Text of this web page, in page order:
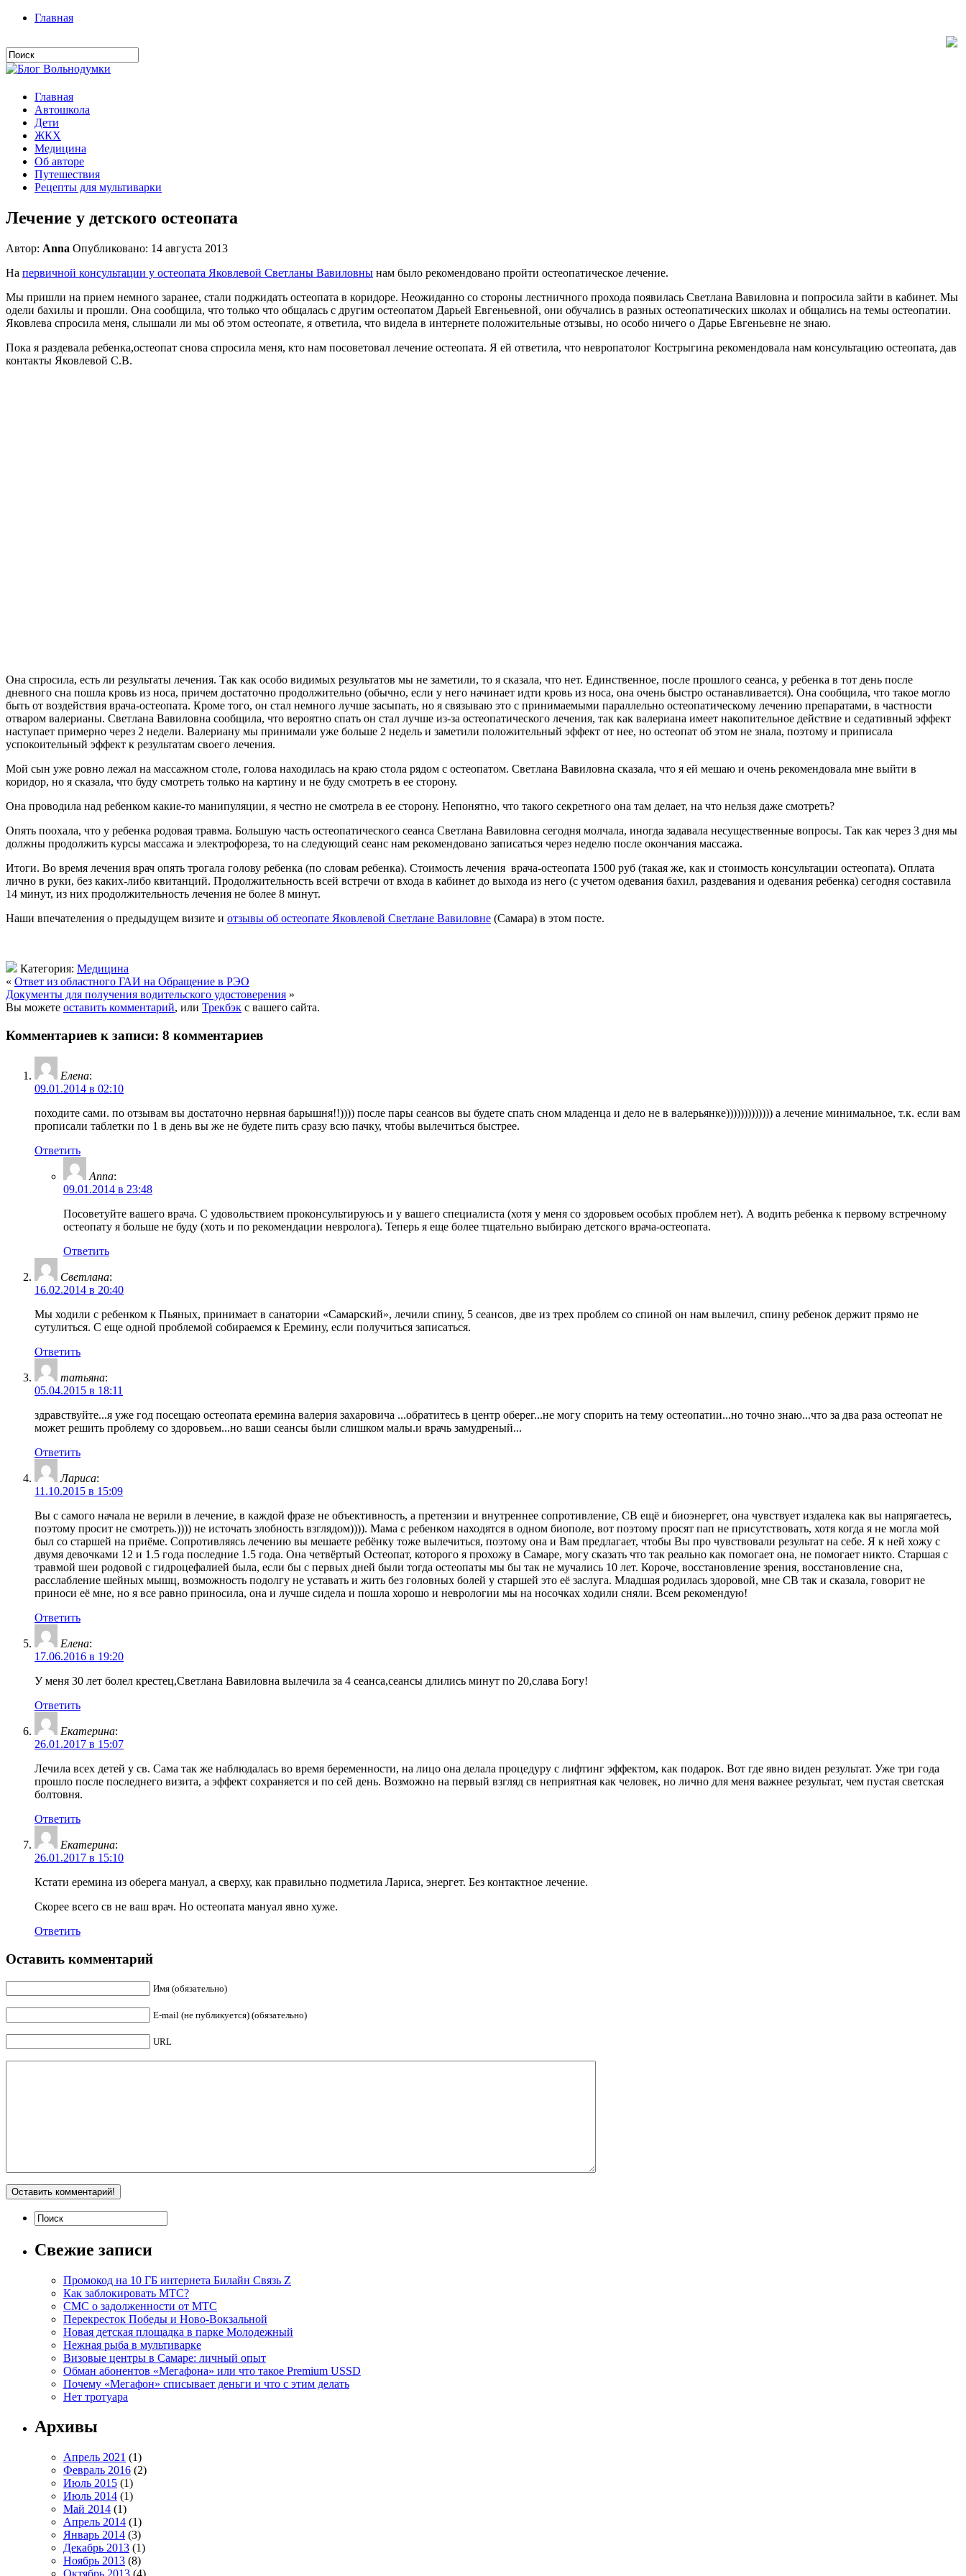
Главная
Главная
Автошкола
Дети
ЖКХ
Медицина
Об авторе
Путешествия
Рецепты для мультиварки
Лечение у детского остеопата
Автор: Anna Опубликовано: 14 августа 2013
На первичной консультации у остеопата Яковлевой Светланы Вавиловны нам было рекомендовано пройти остеопатическое лечение.
Мы пришли на прием немного заранее, стали поджидать остеопата в коридоре. Неожиданно со стороны лестничного прохода появилась Светлана Вавиловна и попросила зайти в кабинет. Мы
одели бахилы и прошли. Она сообщила, что только что общалась с другим остеопатом Дарьей Евгеньевной, они обучались в разных остеопатических школах и общались на темы остеопатии.
Яковлева спросила меня, слышали ли мы об этом остеопате, я ответила, что видела в интернете положительные отзывы, но особо ничего о Дарье Евгеньевне не знаю.
Пока я раздевала ребенка,остеопат снова спросила меня, кто нам посоветовал лечение остеопата. Я ей ответила, что невропатолог Кострыгина рекомендовала нам консультацию остеопата, дав
контакты Яковлевой С.В.
Она спросила, есть ли результаты лечения. Так как особо видимых результатов мы не заметили, то я сказала, что нет. Единственное, после прошлого сеанса, у ребенка в тот день после
дневного сна пошла кровь из носа, причем достаточно продолжительно (обычно, если у него начинает идти кровь из носа, она очень быстро останавливается). Она сообщила, что такое могло
быть от воздействия врача-остеопата. Кроме того, он стал немного лучше засыпать, но я связываю это с принимаемыми параллельно остеопатическому лечению препаратами, в частности
отваром валерианы. Светлана Вавиловна сообщила, что вероятно спать он стал лучше из-за остеопатического лечения, так как валериана имеет накопительное действие и седативный эффект
наступает примерно через 2 недели. Валериану мы принимали уже больше 2 недель и заметили положительный эффект от нее, но остеопат об этом не знала, поэтому и приписала
успокоительный эффект к результатам своего лечения.
Мой сын уже ровно лежал на массажном столе, голова находилась на краю стола рядом с остеопатом. Светлана Вавиловна сказала, что я ей мешаю и очень рекомендовала мне выйти в
коридор, но я сказала, что буду смотреть только на картину и не буду смотреть в ее сторону.
Она проводила над ребенком какие-то манипуляции, я честно не смотрела в ее сторону. Непонятно, что такого секретного она там делает, на что нельзя даже смотреть?
Опять поохала, что у ребенка родовая травма. Большую часть остеопатического сеанса Светлана Вавиловна сегодня молчала, иногда задавала несущественные вопросы. Так как через 3 дня мы
должны продолжить курсы массажа и электрофореза, то на следующий сеанс нам рекомендовано записаться через неделю после окончания массажа.
Итоги. Во время лечения врач опять трогала голову ребенка (по словам ребенка). Стоимость лечения врача-остеопата 1500 руб (такая же, как и стоимость консультации остеопата). Оплата
лично в руки, без каких-либо квитанций. Продолжительность всей встречи от входа в кабинет до выхода из него (с учетом одевания бахил, раздевания и одевания ребенка) сегодня составила
14 минут, из них продолжительность лечения не более 8 минут.
Наши впечателения о предыдущем визите и отзывы об остеопате Яковлевой Светлане Вавиловне (Самара) в этом посте.
Категория: Медицина
« Ответ из областного ГАИ на Обращение в РЭО
Документы для получения водительского удостоверения »
Вы можете оставить комментарий, или Трекбэк с вашего сайта.
Комментариев к записи: 8 комментариев
Елена:
09.01.2014 в 02:10
походите сами. по отзывам вы достаточно нервная барышня!!)))) после пары сеансов вы будете спать сном младенца и дело не в валерьянке))))))))))))) а лечение минимальное, т.к. если вам
прописали таблетки по 1 в день вы же не будете пить сразу всю пачку, чтобы вылечиться быстрее.
Ответить
Anna:
09.01.2014 в 23:48
Посоветуйте вашего врача. С удовольствием проконсультируюсь и у вашего специалиста (хотя у меня со здоровьем особых проблем нет). А водить ребенка к первому встречному
остеопату я больше не буду (хоть и по рекомендации невролога). Теперь я еще более тщательно выбираю детского врача-остеопата.
Ответить
Светлана:
16.02.2014 в 20:40
Мы ходили с ребенком к Пьяных, принимает в санатории «Самарский», лечили спину, 5 сеансов, две из трех проблем со спиной он нам вылечил, спину ребенок держит прямо не
сутулиться. С еще одной проблемой собираемся к Еремину, если получиться записаться.
Ответить
татьяна:
05.04.2015 в 18:11
здравствуйте...я уже год посещаю остеопата еремина валерия захаровича ...обратитесь в центр оберег...не могу спорить на тему остеопатии...но точно знаю...что за два раза остеопат не
может решить проблему со здоровьем...но ваши сеансы были слишком малы.и врачь замудреный...
Ответить
Лариса:
11.10.2015 в 15:09
Вы с самого начала не верили в лечение, в каждой фразе не объективность, а претензии и внутреннее сопротивление, СВ ещё и биоэнергет, она чувствует издалека как вы напрягаетесь,
поэтому просит не смотреть.)))) не источать злобность взглядом)))). Мама с ребенком находятся в одном биополе, вот поэтому просят пап не присутствовать, хотя когда я не могла мой
был со старшей на приёме. Сопротивляясь лечению вы мешаете ребёнку тоже вылечиться, поэтому она и Вам предлагает, чтобы Вы про чувствовали результат на себе. Я к ней хожу с
двумя девочками 12 и 1.5 года последние 1.5 года. Она четвёртый Остеопат, которого я прохожу в Самаре, могу сказать что так реально как помогает она, не помогает никто. Старшая с
травмой шеи родовой с гидроцефалией была, если бы с первых дней были тогда остеопаты мы бы так не мучались 10 лет. Короче, восстановление зрения, восстановление сна,
расслабление шейных мышц, возможность подолгу не уставать и жить без головных болей у старшей это её заслуга. Младшая родилась здоровой, мне СВ так и сказала, говорит не
приноси её мне, но я все равно приносила, она и лучше сидела и пошла хорошо и неврологии мы на носочках ходили сняли. Всем рекомендую!
Ответить
Елена:
17.06.2016 в 19:20
У меня 30 лет болел крестец,Светлана Вавиловна вылечила за 4 сеанса,сеансы длились минут по 20,слава Богу!
Ответить
Екатерина:
26.01.2017 в 15:07
Лечила всех детей у св. Сама так же наблюдалась во время беременности, на лицо она делала процедуру с лифтинг эффектом, как подарок. Вот где явно виден результат. Уже три года
прошло после последнего визита, а эффект сохраняется и по сей день. Возможно на первый взгляд св неприятная как человек, но лично для меня важнее результат, чем пустая светская
болтовня.
Ответить
Екатерина:
26.01.2017 в 15:10
Кстати еремина из оберега мануал, а сверху, как правильно подметила Лариса, энергет. Без контактное лечение.
Скорее всего св не ваш врач. Но остеопата мануал явно хуже.
Ответить
Оставить комментарий
Имя (обязательно)
E-mail (не публикуется) (обязательно)
URL
Свежие записи
Промокод на 10 ГБ интернета Билайн Связь Z
Как заблокировать МТС?
СМС о задолженности от МТС
Перекресток Победы и Ново-Вокзальной
Новая детская площадка в парке Молодежный
Нежная рыба в мультиварке
Визовые центры в Самаре: личный опыт
Обман абонентов «Мегафона» или что такое Premium USSD
Почему «Мегафон» списывает деньги и что с этим делать
Нет тротуара
Архивы
Апрель 2021 (1)
Февраль 2016 (2)
Июль 2015 (1)
Июль 2014 (1)
Май 2014 (1)
Апрель 2014 (1)
Январь 2014 (3)
Декабрь 2013 (1)
Ноябрь 2013 (8)